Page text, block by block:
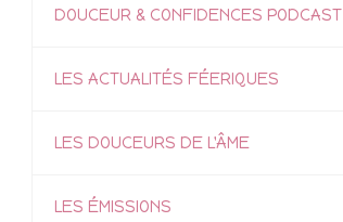
DOUCEUR & CONFIDENCES PODCAST
LES ACTUALITÉS FÉERIQUES
LES DOUCEURS DE L'ÂME
LES ÉMISSIONS